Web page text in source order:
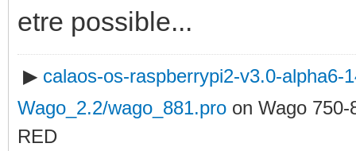
etre possible...
▶ calaos-os-raspberrypi2-v3.0-alpha6-
Wago_2.2/wago_881.pro on Wago 750-
RED